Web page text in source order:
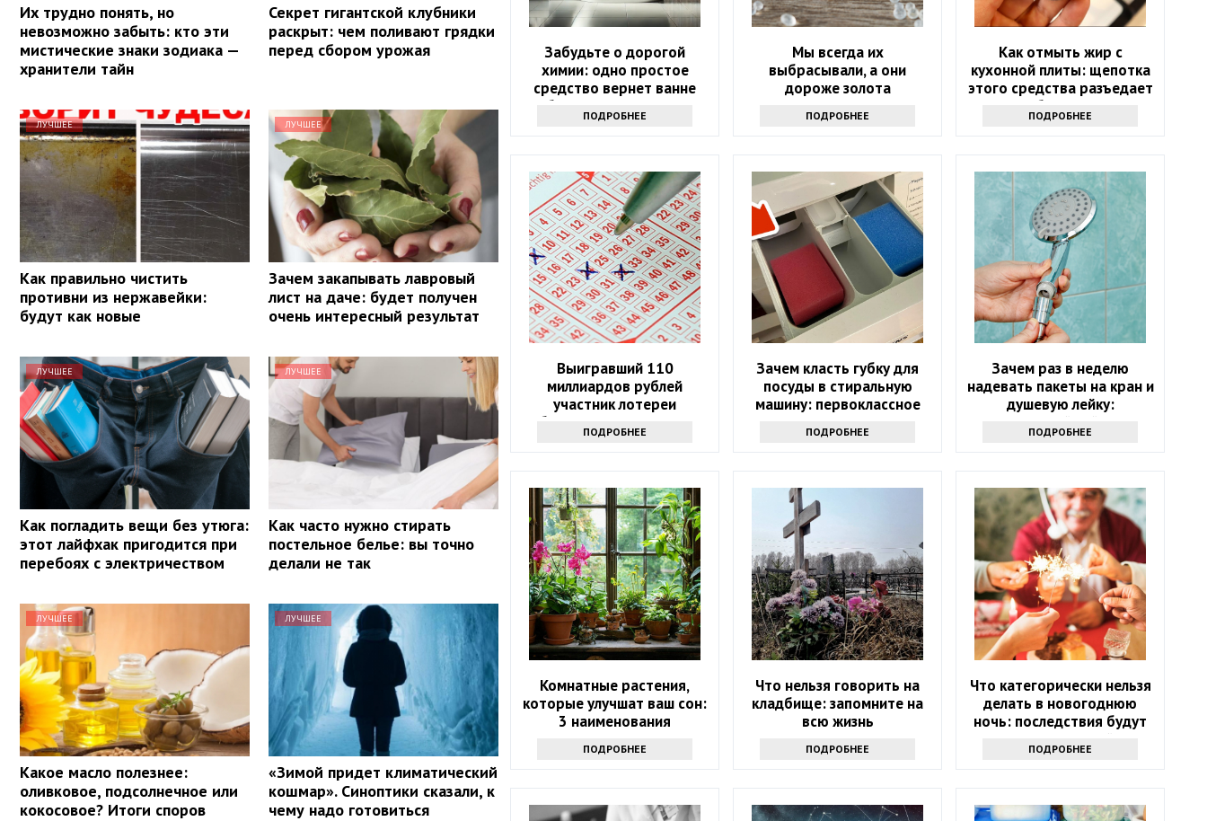
Их трудно понять, но
невозможно забыть: кто эти
мистические знаки зодиака —
хранители тайн
Секрет гигантской клубники
раскрыт: чем поливают грядки
перед сбором урожая
ЛУЧШЕЕ
Как правильно чистить
противни из нержавейки:
будут как новые
ЛУЧШЕЕ
Зачем закапывать лавровый
лист на даче: будет получен
очень интересный результат
ЛУЧШЕЕ
Как погладить вещи без утюга:
этот лайфхак пригодится при
перебоях с электричеством
ЛУЧШЕЕ
Как часто нужно стирать
постельное белье: вы точно
делали не так
ЛУЧШЕЕ
Какое масло полезнее:
оливковое, подсолнечное или
кокосовое? Итоги споров
ЛУЧШЕЕ
«Зимой придет климатический
кошмар». Синоптики сказали, к
чему надо готовиться
Забудьте о дорогой
химии: одно простое
средство вернет ванне
белизну за 10 минут
ПОДРОБНЕЕ
Мы всегда их
выбрасывали, а они
дороже золота
ПОДРОБНЕЕ
Как отмыть жир с
кухонной плиты: щепотка
этого средства разъедает
любую грязь
ПОДРОБНЕЕ
Выигравший 110
миллиардов рублей
участник лотереи
объявился через девять
месяцев
ПОДРОБНЕЕ
Зачем класть губку для
посуды в стиральную
машину: первоклассное
ПОДРОБНЕЕ
Зачем раз в неделю
надевать пакеты на кран и
душевую лейку:
интересный лайфхак
ПОДРОБНЕЕ
Комнатные растения,
которые улучшат ваш сон:
3 наименования
ПОДРОБНЕЕ
Что нельзя говорить на
кладбище: запомните на
всю жизнь
ПОДРОБНЕЕ
Что категорически нельзя
делать в новогоднюю
ночь: последствия будут
на весь следующий год
ПОДРОБНЕЕ